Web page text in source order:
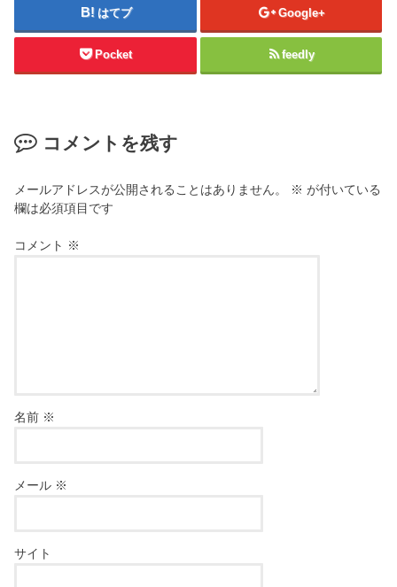
はてブ Google+
Pocket feedly
コメントを残す
メールアドレスが公開されることはありません。 ※ が付いている
欄は必須項目です
コメント ※
名前 ※
メール ※
サイト